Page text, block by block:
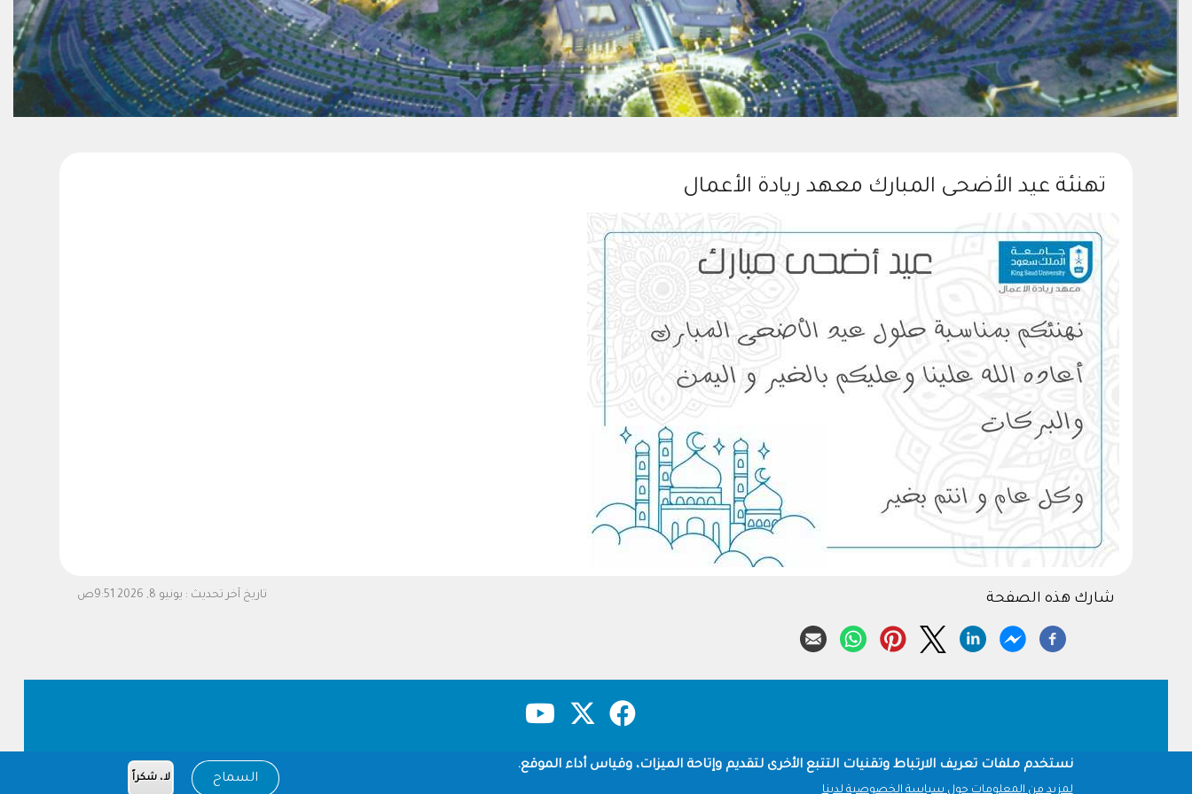
تهنئة عيد الأضحى المبارك معهد ريادة الأعمال
تاريخ آخر تحديث : يونيو 8, 2026 9:51ص شارك هذه الصفحة
Footer حقوق النشر سياسة الخصوصية
شروط الاستخدامنستخدم ملفات تعريف الارتباط وتقنيات التتبع الأخرى لتقديم وإتاحة الميزات، وقياس أداء الموقع.
لمزيد من المعلومات حول سياسة الخصوصية لدينا
السماح لا، شكراً